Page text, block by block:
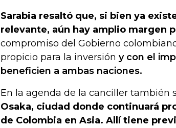
Sarabia resaltó que, si bien ya
relevante, aún hay amplio margen
compromiso del Gobierno
propicio para la inversión y con el
beneficien a ambas naciones.
En la agenda de la canciller también
Osaka, ciudad donde continuará
de Colombia en Asia. Allí tiene